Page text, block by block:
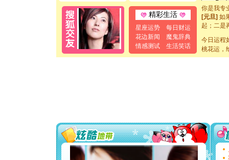
精彩生活
星座运势
每日财运
花边新闻
魔鬼辞典
情感测试
生活笑话
你是我专
[元旦]如
起；二是
离。水晶
[元旦]当
泣，这痛
卖了。水
你太多，
要平安
[圣诞节]
能正大
今日运程
桃花运，